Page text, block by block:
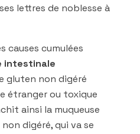
lettres de noblesse à
causes cumulées
intestinale
gluten non digéré
étranger ou toxique
ainsi la muqueuse
digéré, qui va se